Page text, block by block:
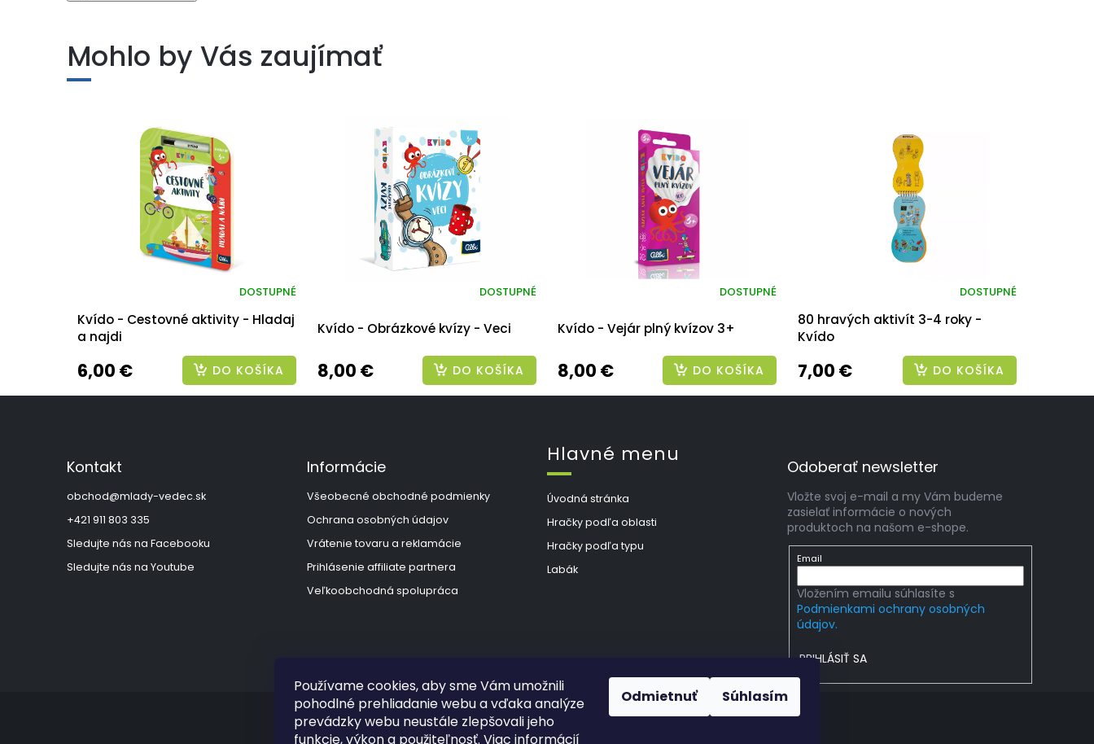
Používame cookies, aby sme Vám umožnili
pohodlné prehliadanie webu a vďaka analýze
prevádzky webu neustále zlepšovali jeho
funkcie, výkon a použiteľnosť. Viac informácií
Odmietnuť Súhlasím
Mohlo by Vás zaujímať
Kvído - Cestovné aktivity - Hladaj
a najdi
DOSTUPNÉ
6,00 € DO KOŠÍKA
Kvído - Obrázkové kvízy - Veci
DOSTUPNÉ
8,00 € DO KOŠÍKA
Kvído - Vejár plný kvízov 3+
DOSTUPNÉ
8,00 € DO KOŠÍKA
80 hravých aktivít 3-4 roky -
Kvído
DOSTUPNÉ
7,00 € DO KOŠÍKA
Kontakt
obchod@mlady-vedec.sk
+421 911 803 335
Sledujte nás na Facebooku
Sledujte nás na Youtube
Informácie
Všeobecné obchodné podmienky
Ochrana osobných údajov
Vrátenie tovaru a reklamácie
Prihlásenie affiliate partnera
Veľkoobchodná spolupráca
Hlavné menu
Úvodná stránka
Hračky podľa oblasti
Hračky podľa typu
Labák
Odoberať newsletter
Vložte svoj e-mail a my Vám budeme
zasielať informácie o nových
produktoch na našom e-shope.
Email
Vložením emailu súhlasíte s
Podmienkami ochrany osobných
údajov.
PRIHLÁSIŤ SA